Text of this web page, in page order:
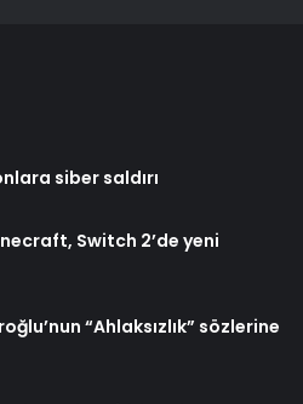
siber saldırı
Switch 2’de yeni
“Ahlaksızlık” sözlerine